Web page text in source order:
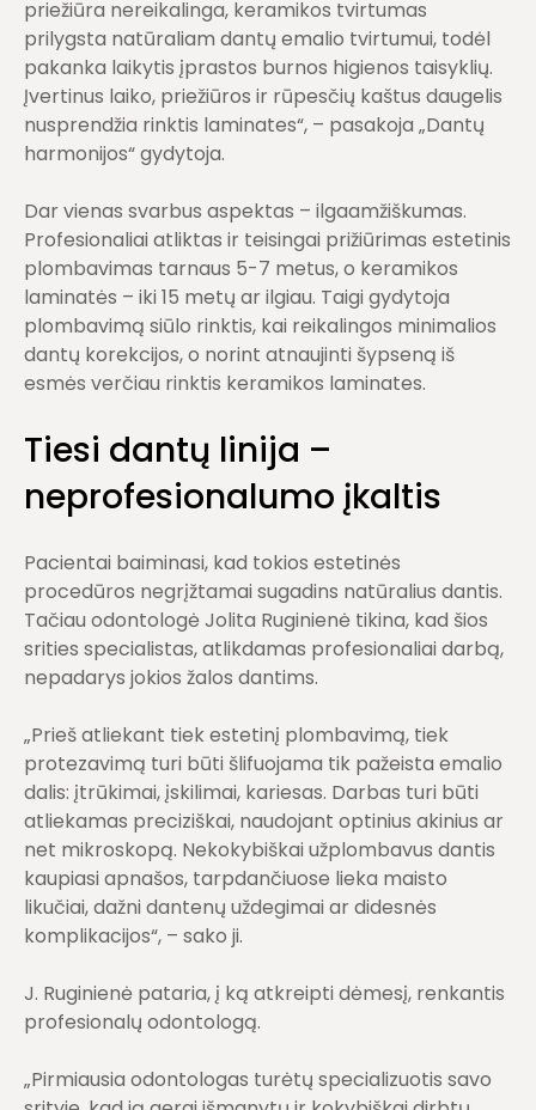
priežiūra nereikalinga, keramikos tvirtumas
prilygsta natūraliam dantų emalio tvirtumui, todėl
pakanka laikytis įprastos burnos higienos taisyklių.
Įvertinus laiko, priežiūros ir rūpesčių kaštus daugelis
nusprendžia rinktis laminates“, – pasakoja „Dantų
harmonijos“ gydytoja.
Dar vienas svarbus aspektas – ilgaamžiškumas.
Profesionaliai atliktas ir teisingai prižiūrimas estetinis
plombavimas tarnaus 5-7 metus, o keramikos
laminatės – iki 15 metų ar ilgiau. Taigi gydytoja
plombavimą siūlo rinktis, kai reikalingos minimalios
dantų korekcijos, o norint atnaujinti šypseną iš
esmės verčiau rinktis keramikos laminates.
Tiesi dantų linija –
neprofesionalumo įkaltis
Pacientai baiminasi, kad tokios estetinės
procedūros negrįžtamai sugadins natūralius dantis.
Tačiau odontologė Jolita Ruginienė tikina, kad šios
srities specialistas, atlikdamas profesionaliai darbą,
nepadarys jokios žalos dantims.
„Prieš atliekant tiek estetinį plombavimą, tiek
protezavimą turi būti šlifuojama tik pažeista emalio
dalis: įtrūkimai, įskilimai, kariesas. Darbas turi būti
atliekamas preciziškai, naudojant optinius akinius ar
net mikroskopą. Nekokybiškai užplombavus dantis
kaupiasi apnašos, tarpdančiuose lieka maisto
likučiai, dažni dantenų uždegimai ar didesnės
komplikacijos“, – sako ji.
J. Ruginienė pataria, į ką atkreipti dėmesį, renkantis
profesionalų odontologą.
„Pirmiausia odontologas turėtų specializuotis savo